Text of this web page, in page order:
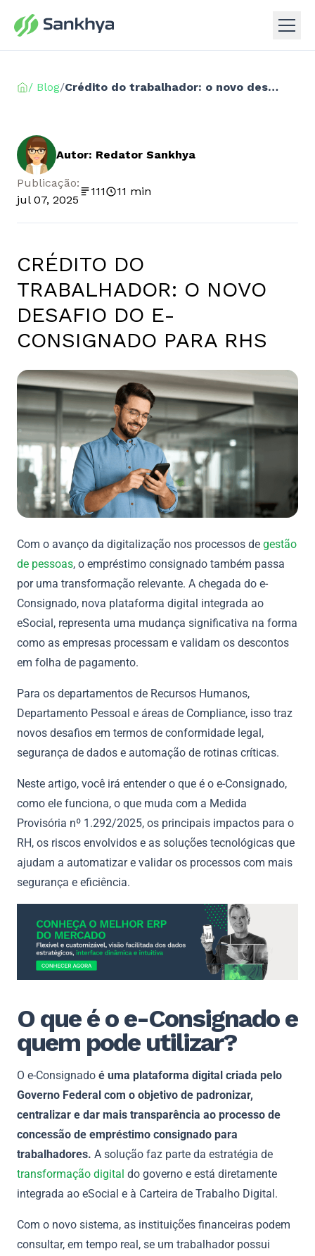
/ Blog/ Crédito do trabalhador: o novo desafio do e-Consignado para RHs
Autor: Redator Sankhya
Publicação:
jul 07, 2025
111 11 min
CRÉDITO DO
TRABALHADOR: O NOVO
DESAFIO DO E-
CONSIGNADO PARA RHS
Com o avanço da digitalização nos processos de gestão
de pessoas, o empréstimo consignado também passa
por uma transformação relevante. A chegada do e-
Consignado, nova plataforma digital integrada ao
eSocial, representa uma mudança significativa na forma
como as empresas processam e validam os descontos
em folha de pagamento.
Para os departamentos de Recursos Humanos,
Departamento Pessoal e áreas de Compliance, isso traz
novos desafios em termos de conformidade legal,
segurança de dados e automação de rotinas críticas.
Neste artigo, você irá entender o que é o e-Consignado,
como ele funciona, o que muda com a Medida
Provisória nº 1.292/2025, os principais impactos para o
RH, os riscos envolvidos e as soluções tecnológicas que
ajudam a automatizar e validar os processos com mais
segurança e eficiência.
O que é o e-Consignado e
quem pode utilizar?
O e-Consignado é uma plataforma digital criada pelo
Governo Federal com o objetivo de padronizar,
centralizar e dar mais transparência ao processo de
concessão de empréstimo consignado para
trabalhadores. A solução faz parte da estratégia de
transformação digital do governo e está diretamente
integrada ao eSocial e à Carteira de Trabalho Digital.
Com o novo sistema, as instituições financeiras podem
consultar, em tempo real, se um trabalhador possui